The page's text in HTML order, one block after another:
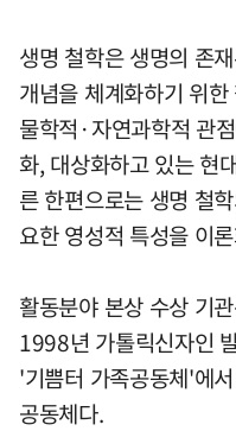
생명 철학은 생명의 존
개념을 체계화하기 위
물학적·자연과학적 관
화, 대상화하고 있는 현
른 한편으로는 생명 철
요한 영성적 특성을 이
활동분야 본상 수상 기
1998년 가톨릭신자인
'기쁨터 가족공동체'에
공동체다.